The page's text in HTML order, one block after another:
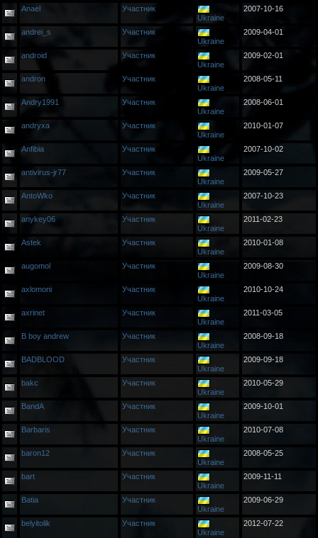
Anael
Участник
Ukraine
2007-10-16
andrei_s
Участник
Ukraine
2009-04-01
android
Участник
Ukraine
2009-02-01
andron
Участник
Ukraine
2008-05-11
Andry1991
Участник
Ukraine
2008-06-01
andryxa
Участник
Ukraine
2010-01-07
Anfibia
Участник
Ukraine
2007-10-02
antivirus-jr77
Участник
Ukraine
2009-05-27
AntoWko
Участник
Ukraine
2007-10-23
anykey06
Участник
Ukraine
2011-02-23
Astek
Участник
Ukraine
2010-01-08
augomol
Участник
Ukraine
2009-08-30
axlomoni
Участник
Ukraine
2010-10-24
axrinet
Участник
Ukraine
2011-03-05
B boy andrew
Участник
Ukraine
2008-09-18
BADBLOOD
Участник
Ukraine
2009-09-18
bakc
Участник
Ukraine
2010-05-29
BandA
Участник
Ukraine
2009-10-01
Barbaris
Участник
Ukraine
2010-07-08
baron12
Участник
Ukraine
2008-05-25
bart
Участник
Ukraine
2009-11-11
Batia
Участник
Ukraine
2009-06-29
belyitolik
Участник
Ukraine
2012-07-22